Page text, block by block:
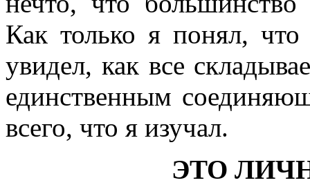
Как только я понял,
увидел, как все
единственным
всего, что я изучал.
ЭТО